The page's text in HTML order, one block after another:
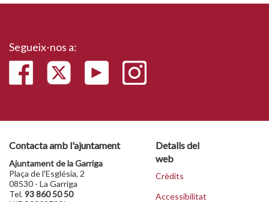
Segueix-nos a:
Contacta amb l'ajuntament
Ajuntament de la Garriga
Plaça de l'Església, 2
08530 - La Garriga
Tel.93 860 50 50
Detalls del
web
Crèdits
Accessibilitat